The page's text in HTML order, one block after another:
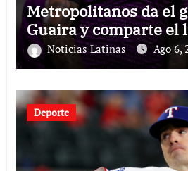
Metropolitanos da el
Guaira y comparte el
Noticias Latinas Ago 6,
Deporte